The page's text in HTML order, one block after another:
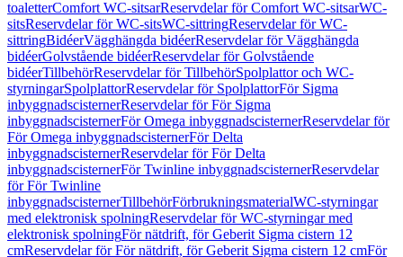
toaletterComfort WC-sitsarReservdelar för Comfort WC-sitsarWC-
sitsReservdelar för WC-sitsWC-sittringReservdelar för WC-
sittringBidéerVägghängda bidéerReservdelar för Vägghängda
bidéerGolvstående bidéerReservdelar för Golvstående
bidéerTillbehörReservdelar för TillbehörSpolplattor och WC-
styrningarSpolplattorReservdelar för SpolplattorFör Sigma
inbyggnadscisternerReservdelar för För Sigma
inbyggnadscisternerFör Omega inbyggnadscisternerReservdelar för
För Omega inbyggnadscisternerFör Delta
inbyggnadscisternerReservdelar för För Delta
inbyggnadscisternerFör Twinline inbyggnadscisternerReservdelar
för För Twinline
inbyggnadscisternerTillbehörFörbrukningsmaterialWC-styrningar
med elektronisk spolningReservdelar för WC-styrningar med
elektronisk spolningFör nätdrift, för Geberit Sigma cistern 12
cmReservdelar för För nätdrift, för Geberit Sigma cistern 12 cmFör